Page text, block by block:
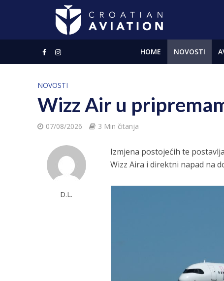
HOME NOVOSTI
NOVOSTI
Wizz Air u
07/08/2026 3 Min čitanja
D.L.
Izmjena postojećih te
Wizz Aira i direktni napad na